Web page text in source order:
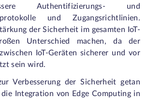
Authentifizierungs- und
und Zugangsrichtlinien.
der Sicherheit im gesamten IoT-
Unterschied machen, da der
IoT-Geräten sicherer und vor
sein wird.
Verbesserung der Sicherheit getan
Integration von Edge Computing in